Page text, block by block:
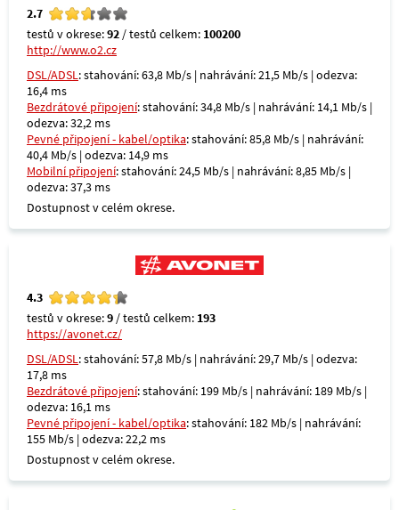
2.7
testů v okrese:92 / testů celkem: 100200
http://www.o2.cz
DSL/ADSL: stahování: 63,8 Mb/s | nahrávání: 21,5 Mb/s | odezva:
16,4 ms
Bezdrátové připojení: stahování: 34,8 Mb/s | nahrávání: 14,1 Mb/s |
odezva: 32,2 ms
Pevné připojení - kabel/optika: stahování: 85,8 Mb/s | nahrávání:
40,4 Mb/s | odezva: 14,9 ms
Mobilní připojení: stahování: 24,5 Mb/s | nahrávání: 8,85 Mb/s |
odezva: 37,3 ms
Dostupnost v celém okrese.
4.3
testů v okrese:9 / testů celkem: 193
https://avonet.cz/
DSL/ADSL: stahování: 57,8 Mb/s | nahrávání: 29,7 Mb/s | odezva:
17,8 ms
Bezdrátové připojení: stahování: 199 Mb/s | nahrávání: 189 Mb/s |
odezva: 16,1 ms
Pevné připojení - kabel/optika: stahování: 182 Mb/s | nahrávání:
155 Mb/s | odezva: 22,2 ms
Dostupnost v celém okrese.